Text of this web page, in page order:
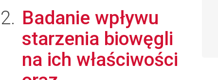
Badanie wpływu
starzenia biowęgli
na ich właściwości